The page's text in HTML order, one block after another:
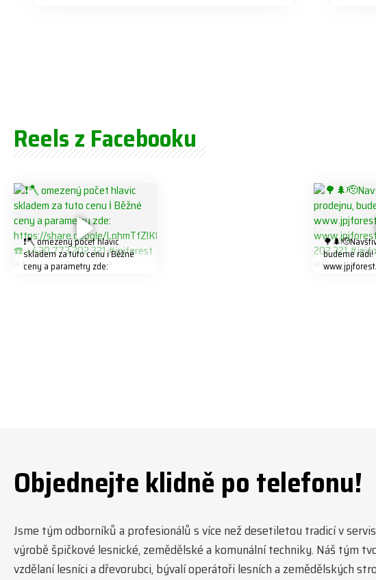
Reels z Facebooku
❗️🪓 omezený počet hlavic
skladem za tuto cenu ℹ️ Běžné
ceny a parametry zde:
budeme rádi!
Objednejte klidně po telefonu!
Jsme tým odborníků a profesionálů s více než desetiletou tradicí v
výrobě špičkové lesnické, zemědělské a komunální techniky. Náš tým
vzdělaní lesníci a dřevorubci, bývalí operátoři lesních a zemědělských